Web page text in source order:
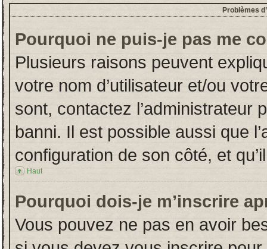
Problèmes
Pourquoi ne puis-je pas me
Plusieurs raisons peuvent
votre nom d’utilisateur et/ou
sont, contactez l’administrateur
banni. Il est possible aussi que
configuration de son côté, et
Haut
Pourquoi dois-je m’inscrire
Vous pouvez ne pas en avoir